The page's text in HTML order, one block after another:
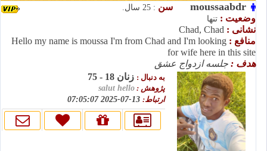
moussaabdr سن : 25 سال.
وضعیت : تنها
نشانی : Chad, Chad
منافع : Hello my name is moussa I'm from Chad and I'm looking
for wife here in this site
هدف : جلسه ازدواج عشق
به دنبال : زنان 18 - 75
پژوهش : salut hello
ارتباط: